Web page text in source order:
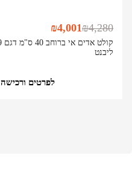
ליבנט
₪4,280
₪4,001
לפרטים ורכישה